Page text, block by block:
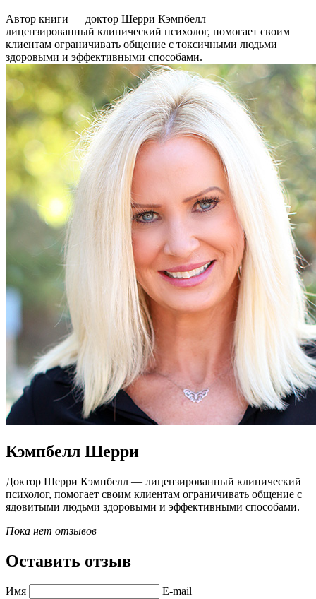
Автор книги — доктор Шерри Кэмпбелл —
лицензированный клинический психолог, помогает своим
клиентам ограничивать общение с токсичными людьми
здоровыми и эффективными способами.
Кэмпбелл Шерри
Доктор Шерри Кэмпбелл — лицензированный клинический
психолог, помогает своим клиентам ограничивать общение с
ядовитыми людьми здоровыми и эффективными способами.
Пока нет отзывов
Оставить отзыв
Имя
E-mail